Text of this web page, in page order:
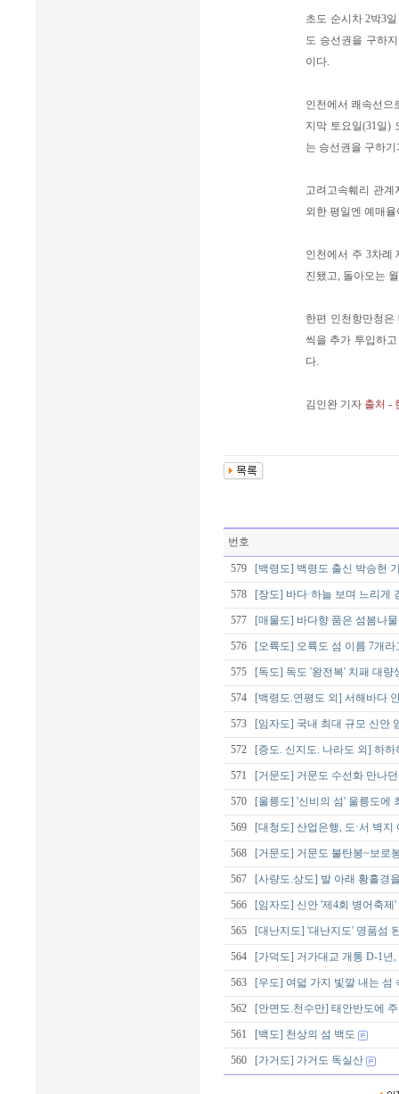
초도 순시차 2박3
도 승선권을 구하
이다.
인천에서 쾌속선으
지막 토요일(31일)
는 승선권을 구하
고려고속훼리 관계
외한 평일엔 예매
인천에서 주 3차례
진됐고, 돌아오는
한편 인천항만청
씩을 추가 투입하
다.
김인완 기자 출처 -
번호
579 [백령도] 백령도 출신 박승헌
578 [장도] 바다·하늘 보며 느리게
577 [매물도] 바다향 품은 섬봄나물
576 [오륙도] 오륙도 섬 이름 7개라
575 [독도] 독도 '왕전복' 치패 대량
574 [백령도.연평도 외] 서해바다
573 [임자도] 국내 최대 규모 신안
572 [증도. 신지도. 나라도 외] 하
571 [거문도] 거문도 수선화 만나
570 [울릉도] '신비의 섬' 울릉도에
569 [대청도] 산업은행, 도·서 벽
568 [거문도] 거문도 불탄봉~보로
567 [사량도.상도] 발 아래 황홀경
566 [임자도] 신안 '제4회 병어축제'
565 [대난지도] '대난지도' 명품섬
564 [가덕도] 거가대교 개통 D-1년
563 [우도] 여덟 가지 빛깔 내는 섬
562 [안면도.천수만] 태안반도에
561 [백도] 천상의 섬 백도
560 [가거도] 가거도 독실산